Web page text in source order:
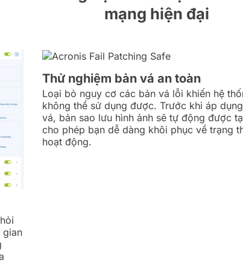
mạng hiện đại
gian
Thử nghiệm bản vá an toàn
Loại bỏ nguy cơ các bản vá lỗi khiến hệ
không thể sử dụng được. Trước khi áp
vá, bản sao lưu hình ảnh sẽ tự động được
cho phép bạn dễ dàng khôi phục về trạng
hoạt động.